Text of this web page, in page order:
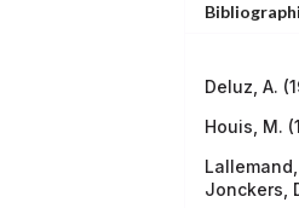
Deluz, A.
Houis, M.
Jonckers,